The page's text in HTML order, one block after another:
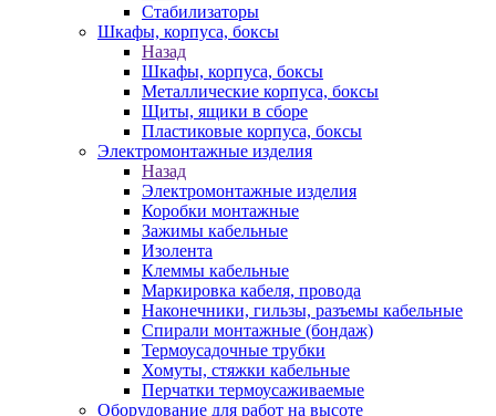
Стабилизаторы
Шкафы, корпуса, боксы
Назад
Шкафы, корпуса, боксы
Металлические корпуса, боксы
Щиты, ящики в сборе
Пластиковые корпуса, боксы
Электромонтажные изделия
Назад
Электромонтажные изделия
Коробки монтажные
Зажимы кабельные
Изолента
Клеммы кабельные
Маркировка кабеля, провода
Наконечники, гильзы, разъемы кабельные
Спирали монтажные (бондаж)
Термоусадочные трубки
Хомуты, стяжки кабельные
Перчатки термоусаживаемые
Оборудование для работ на высоте